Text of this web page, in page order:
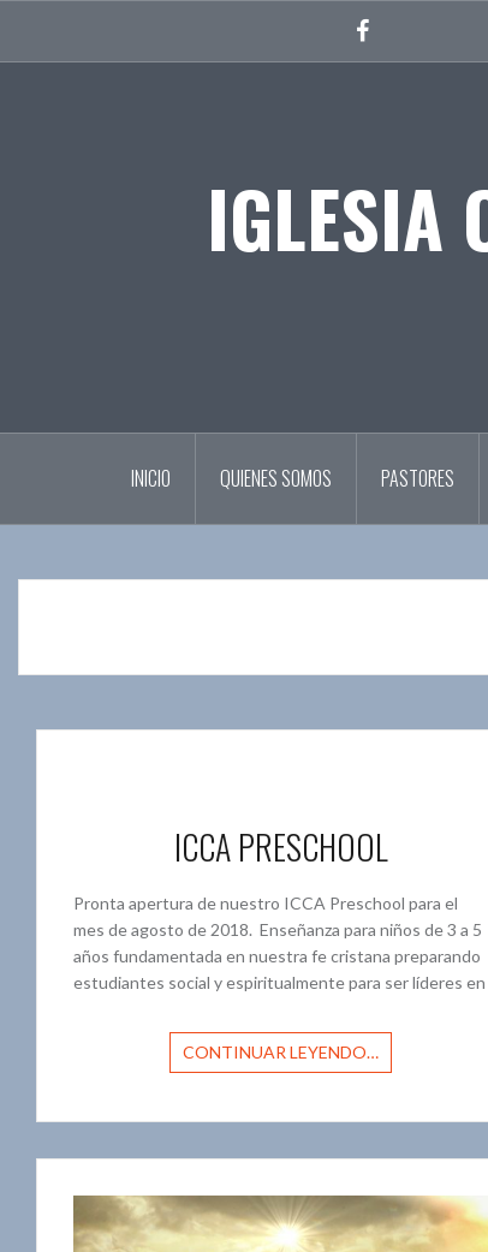
content
IGLESIA
INICIO QUIENES SOMOS PASTORES
ICCA PRESCHOOL
Pronta apertura de nuestro ICCA Preschool para el
mes de agosto de 2018. Enseñanza para niños de 3 a 5
años fundamentada en nuestra fe cristana preparando
estudiantes social y espiritualmente para ser líderes en
CONTINUAR LEYENDO…